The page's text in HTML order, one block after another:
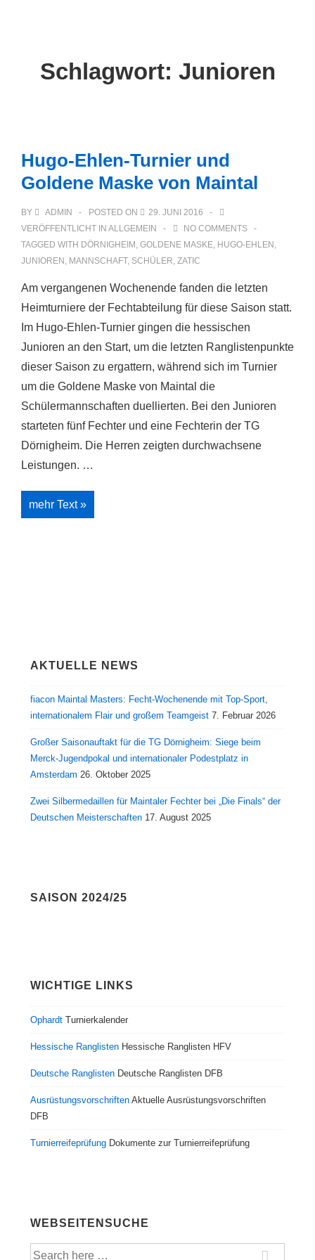
Schlagwort: Junioren
Hugo-Ehlen-Turnier und
Goldene Maske von Maintal
BY ADMIN POSTED ON
29. JUNI 2016
VERÖFFENTLICHT IN ALLGEMEIN
NO COMMENTS
TAGGED WITH DÖRNIGHEIM , GOLDENE MASKE, HUGO-EHLEN ,
JUNIOREN , MANNSCHAFT, SCHÜLER, ZATIC
Am vergangenen Wochenende fanden die letzten
Heimturniere der Fechtabteilung für diese Saison statt.
Im Hugo-Ehlen-Turnier gingen die hessischen
Junioren an den Start, um die letzten Ranglistenpunkte
dieser Saison zu ergattern, während sich im Turnier
um die Goldene Maske von Maintal die
Schülermannschaften duellierten. Bei den Junioren
starteten fünf Fechter und eine Fechterin der TG
Dörnigheim. Die Herren zeigten durchwachsene
Leistungen. …
Hugo-
Ehlen-
Turnier
mehr Text »
AKTUELLE NEWS
fiacon Maintal Masters: Fecht-Wochenende mit Top-Sport,
internationalem Flair und großem Teamgeist 7. Februar 2026
Großer Saisonauftakt für die TG Dörnigheim: Siege beim
Merck-Jugendpokal und internationaler Podestplatz in
Amsterdam 26. Oktober 2025
Zwei Silbermedaillen für Maintaler Fechter bei „Die Finals“ der
Deutschen Meisterschaften 17. August 2025
SAISON 2024/25
WICHTIGE LINKS
Ophardt Turnierkalender
Hessische Ranglisten Hessische Ranglisten HFV
Deutsche Ranglisten Deutsche Ranglisten DFB
Ausrüstungsvorschriften Aktuelle Ausrüstungsvorschriften
DFB
Turnierreifeprüfung Dokumente zur Turnierreifeprüfung
WEBSEITENSUCHE
Suche